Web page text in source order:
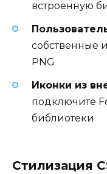
встроенную
собственные
PNG
Иконки из
подключите
библиотеки
Стилизация